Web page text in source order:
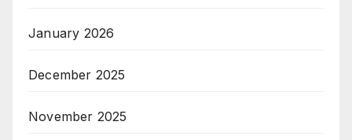
January 2026
December 2025
November 2025